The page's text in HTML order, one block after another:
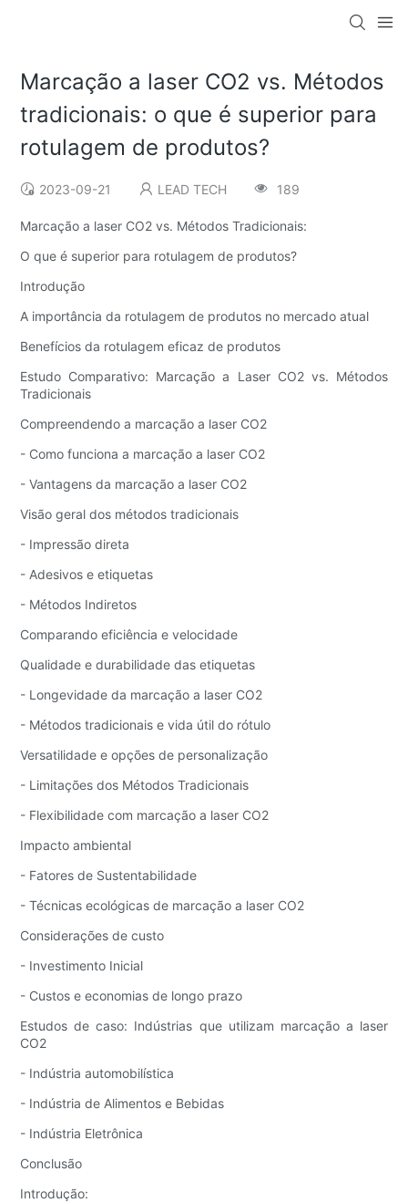
Marcação a laser CO2 vs. Métodos
tradicionais: o que é superior para
rotulagem de produtos?
2023-09-21 LEAD TECH 189
Marcação a laser CO2 vs. Métodos Tradicionais:
O que é superior para rotulagem de produtos?
Introdução
A importância da rotulagem de produtos no mercado atual
Benefícios da rotulagem eficaz de produtos
Estudo Comparativo: Marcação a Laser CO2 vs. Métodos
Tradicionais
Compreendendo a marcação a laser CO2
- Como funciona a marcação a laser CO2
- Vantagens da marcação a laser CO2
Visão geral dos métodos tradicionais
- Impressão direta
- Adesivos e etiquetas
- Métodos Indiretos
Comparando eficiência e velocidade
Qualidade e durabilidade das etiquetas
- Longevidade da marcação a laser CO2
- Métodos tradicionais e vida útil do rótulo
Versatilidade e opções de personalização
- Limitações dos Métodos Tradicionais
- Flexibilidade com marcação a laser CO2
Impacto ambiental
- Fatores de Sustentabilidade
- Técnicas ecológicas de marcação a laser CO2
Considerações de custo
- Investimento Inicial
- Custos e economias de longo prazo
Estudos de caso: Indústrias que utilizam marcação a laser
CO2
- Indústria automobilística
- Indústria de Alimentos e Bebidas
- Indústria Eletrônica
Conclusão
Introdução: